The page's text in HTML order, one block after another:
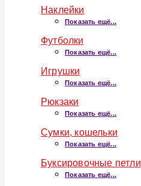
Наклейки
Показать ещё...
Футболки
Показать ещё...
Игрушки
Показать ещё...
Рюкзаки
Показать ещё...
Сумки, кошельки
Показать ещё...
Буксировочные петли
Показать ещё...